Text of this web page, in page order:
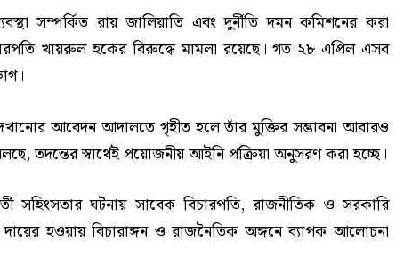
সম্পর্কিত রায় জালিয়াতি এবং দুর্নীতি দমন কমিশনের করা
খায়রুল হকের বিরুদ্ধে মামলা রয়েছে। গত ২৮ এপ্রিল এসব
আবেদন আদালতে গৃহীত হলে তাঁর মুক্তির সম্ভাবনা আবারও
তদন্তের স্বার্থেই প্রয়োজনীয় আইনি প্রক্রিয়া অনুসরণ করা হচ্ছে।
সহিংসতার ঘটনায় সাবেক বিচারপতি, রাজনীতিক ও সরকারি
হওয়ায় বিচারাঙ্গন ও রাজনৈতিক অঙ্গনে ব্যাপক আলোচনা